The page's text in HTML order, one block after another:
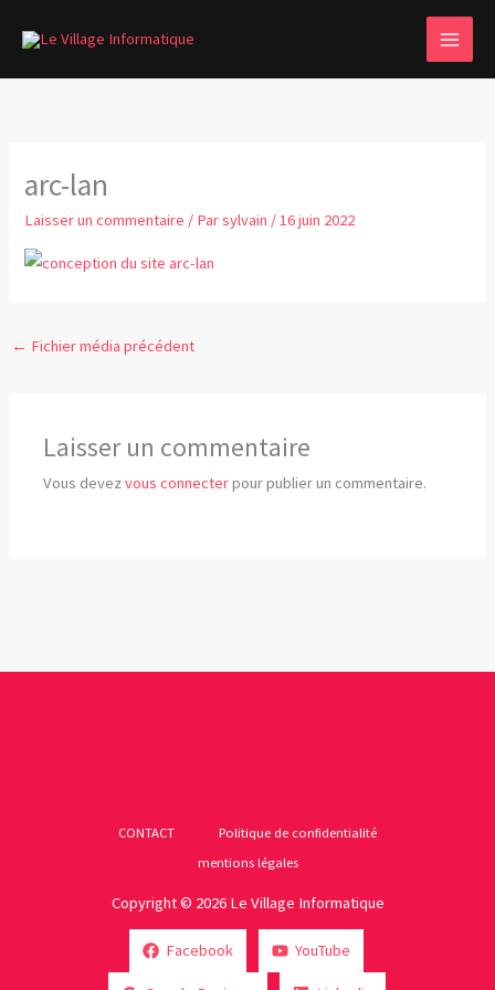
arc-lan
Laisser un commentaire / Parsylvain /16 juin 2022
← Fichier média précédent
Laisser un commentaire
Vous devezvous connecterpour publier un commentaire.
CONTACT
Politique de confidentialité
mentions légales
Copyright © 2026 Le Village Informatique
Facebook YouTube